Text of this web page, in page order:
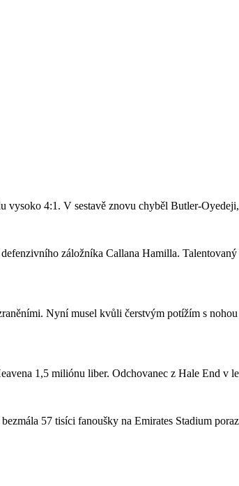
vysoko 4:1. V sestavě znovu chyběl Butler-
záložníka Callana Hamilla.
Nyní musel kvůli čerstvým potížím s
1,5 miliónu liber. Odchovanec z Hale End v
57 tisíci fanoušky na Emirates Stadium